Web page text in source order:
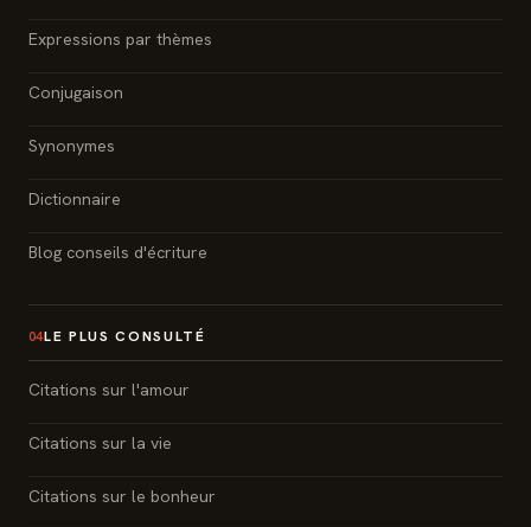
Expressions par thèmes
Conjugaison
Synonymes
Dictionnaire
Blog conseils d'écriture
04LE PLUS CONSULTÉ
Citations sur l'amour
Citations sur la vie
Citations sur le bonheur